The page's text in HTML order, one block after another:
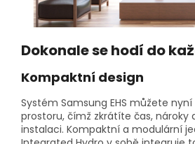
Dokonale se hodí do
Kompaktní design
Systém Samsung EHS můžete
prostoru, čímž zkrátíte čas, nároky
instalaci. Kompaktní a modulární